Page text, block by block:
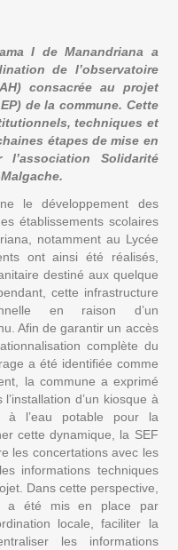
I de Manandriana a
de l’observatoire
consacrée au projet
de la commune. Cette
techniques et
étapes de mise en
Solidarité
le développement des
établissements scolaires
notamment au Lycée
ont ainsi été réalisés,
destiné aux quelque
cette infrastructure
en raison d’un
Afin de garantir un accès
complète du
a été identifiée comme
la commune a exprimé
d’un kiosque à
à l’eau potable pour la
cette dynamique, la SEF
les concertations avec les
informations techniques
Dans cette perspective,
a été mis en place par
locale, faciliter la
les informations